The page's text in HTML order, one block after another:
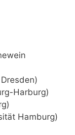
Harburg)
Hamburg)